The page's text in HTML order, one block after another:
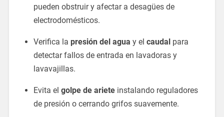
pueden obstruir y afectar a desagües de
electrodomésticos.
Verifica la presión del agua y el caudalpara
detectar fallos de entrada en lavadoras y
lavavajillas.
Evita el golpe de arieteinstalando reguladores
de presión o cerrando grifos suavemente.